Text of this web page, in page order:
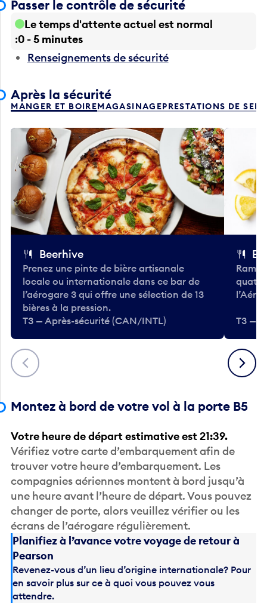
Passer le contrôle de sécurité
Le temps d'attente actuel est normal
0 - 5 minutes
Renseignements de sécurité
Après la sécurité
MANGER ET BOIREMAGASINAGEPRESTATIONS DE
Précédent
Beerhive
Prenez une pinte de bière artisanale
locale ou internationale dans ce bar de
l’aérogare 3 qui offre une sélection de 13
bières à la pression.
T3 — Après-sécurité (CAN/INTL)
T3 —
Suivant
Montez à bord de votre vol à la porte B5
Votre heure de départ estimative est 21:39.
Vérifiez votre carte d’embarquement afin de
trouver votre heure d’embarquement. Les
compagnies aériennes montent à bord jusqu’à
une heure avant l’heure de départ. Vous pouvez
changer de porte, alors veuillez vérifier ou les
écrans de l’aérogare régulièrement.
Planifiez à l’avance votre voyage de retour à
Pearson
Revenez-vous d’un lieu d’origine internationale? Pour
en savoir plus sur ce à quoi vous pouvez vous
attendre.